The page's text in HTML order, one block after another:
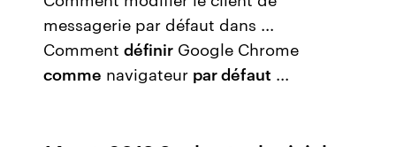
messagerie par défaut dans ...
Commentdéfinir Google Chrome
comme navigateur par défaut ...